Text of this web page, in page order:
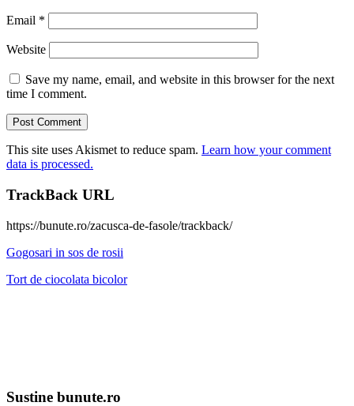
Email *
Website
Save my name, email, and website in this browser for the next
time I comment.
This site uses Akismet to reduce spam. Learn how your comment
data is processed.
TrackBack URL
https://bunute.ro/zacusca-de-fasole/trackback/
Gogosari in sos de rosii
Tort de ciocolata bicolor
Sustine bunute.ro